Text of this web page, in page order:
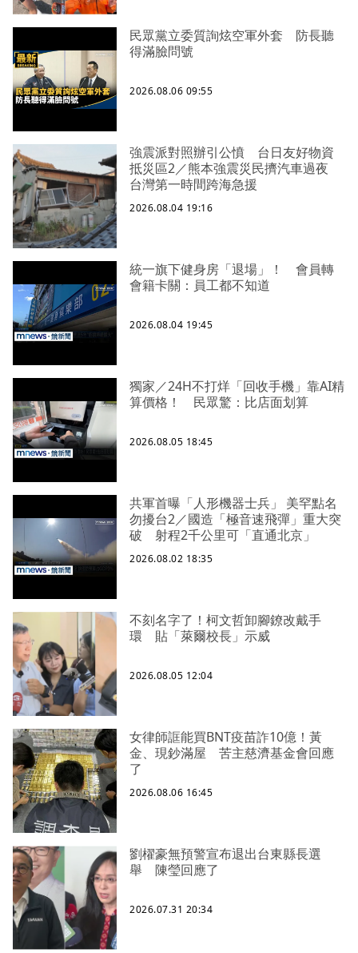
民眾黨立委質詢炫空軍外套 防長聽
得滿臉問號
2026.08.06 09:55
強震派對照辦引公憤 台日友好物資
抵災區2／熊本強震災民擠汽車過夜
台灣第一時間跨海急援
2026.08.04 19:16
統一旗下健身房「退場」！ 會員轉
會籍卡關：員工都不知道
2026.08.04 19:45
獨家／24H不打烊「回收手機」靠AI精
算價格！ 民眾驚：比店面划算
2026.08.05 18:45
共軍首曝「人形機器士兵」 美罕點名
勿擾台2／國造「極音速飛彈」重大突
破 射程2千公里可「直通北京」
2026.08.02 18:35
不刻名字了！柯文哲卸腳鐐改戴手
環 貼「萊爾校長」示威
2026.08.05 12:04
女律師誆能買BNT疫苗詐10億！黃
金、現鈔滿屋 苦主慈濟基金會回應
了
2026.08.06 16:45
劉櫂豪無預警宣布退出台東縣長選
舉 陳瑩回應了
2026.07.31 20:34